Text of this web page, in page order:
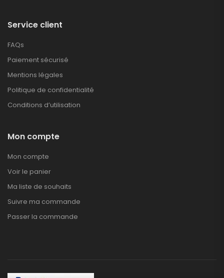
Service client
FAQs
Paiement sécurisé
Mentions légales
Politique de confidentialité
Conditions d’utilisation
Mon compte
Mon compte
Voir le panier
Ma liste de souhaits
Suivre ma commande
Passer la commande